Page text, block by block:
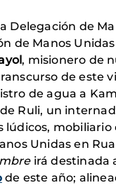
Delegación de
de Manos
, misionero de
de este
de agua a
Ruli, un
Unidas en
irá destinada
de este año;